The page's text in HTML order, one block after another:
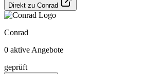
Direkt zu Conrad
Conrad
0 aktive Angebote
geprüft